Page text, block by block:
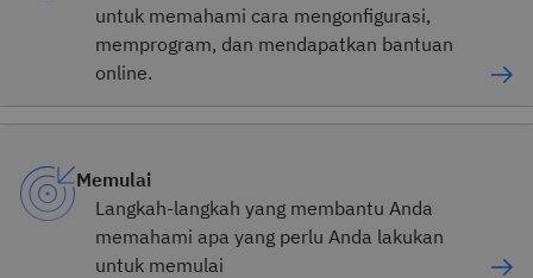
untuk memahami cara mengonfigurasi,
memprogram, dan mendapatkan bantuan
online.
Memulai
Langkah-langkah yang membantu Anda
memahami apa yang perlu Anda lakukan
untuk memulai